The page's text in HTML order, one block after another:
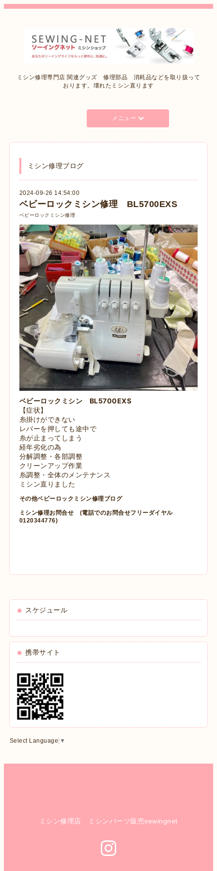
ミシン修理専門店 関連グッズ 修理部品 消耗品などを取り扱って
おります。壊れたミシン直ります
メニュー
ミシン修理ブログ
2024-09-26 14:54:00
ベビーロックミシン修理 BL5700EXS
ベビーロックミシン修理
ベビーロックミシン BL5700EXS
【症状】
糸掛けができない
レバーを押しても途中で
糸が止まってしまう
経年劣化の為
分解調整・各部調整
クリーンアップ作業
糸調整・全体のメンテナンス
ミシン直りました
その他ベビーロックミシン修理ブログ
ミシン修理お問合せ
(電話でのお問合せフリーダイヤル
0120344776)
スケジュール
携帯サイト
Select Language ▼
ミシン修理店 ミシンパーツ販売sewingnet